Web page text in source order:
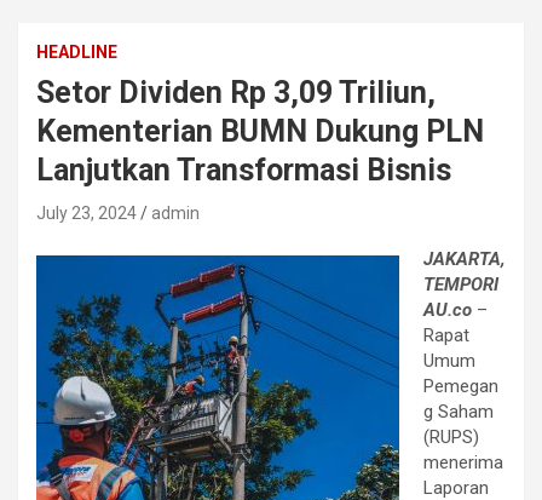
HEADLINE
Setor Dividen Rp 3,09 Triliun,
Kementerian BUMN Dukung PLN
Lanjutkan Transformasi Bisnis
July 23, 2024 admin
JAKARTA,
TEMPORI
AU.co –
Rapat
Umum
Pemegan
g Saham
(RUPS)
menerima
Laporan